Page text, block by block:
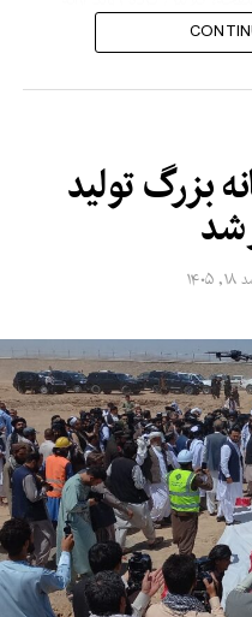
«افغان پست» خبر
صدها هزار سند، راه‌اندازی
و رساندن اسناد تا درب
توسعه خدمات پستی انجام شده
بزرگ تولید
شد